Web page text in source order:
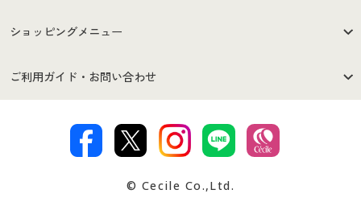
はじめての方へ
セシールご利用規約
著作権・商標について 会社案内
ショッピングメニュー
商品カテゴリ
ご利用ガイド・お問い合わせ
交換・返品は お支払は
© Cecile Co.,Ltd.